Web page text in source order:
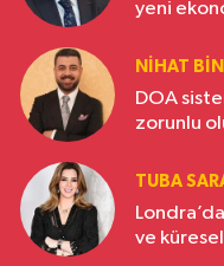
yeni
NIHAT
DOA
zorunlu
TUBA
ve